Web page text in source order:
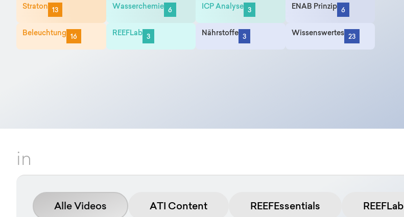
Straton 13 Wasserchemie 6 ICP Analyse 3 ENAB Prinzip 6
Beleuchtung 16 REEFLab 3 Nährstoffe 3 Wissenswertes 23
in
ATI Content REEFEssentials REEFLab
Alle Videos